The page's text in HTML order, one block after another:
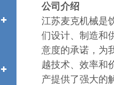
公司介绍
江苏麦克机械是
们设计、制造和
意度的承诺，为
越技术、效率和
产提供了强大的